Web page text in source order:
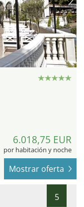
6.018,75 EUR
por habitación y noche
Mostrar oferta
5